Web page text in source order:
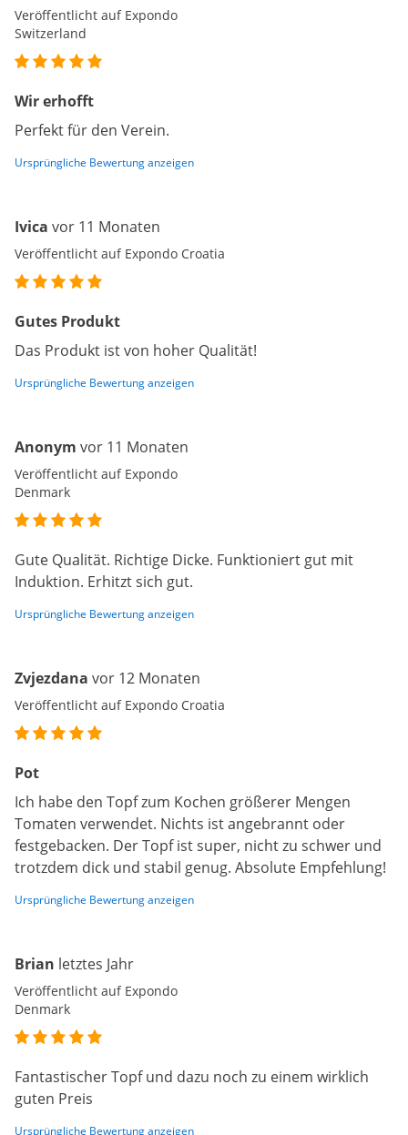
Veröffentlicht auf Expondo
Switzerland
Wir erhofft
Perfekt für den Verein.
Ursprüngliche Bewertung anzeigen
Ivica vor 11 Monaten
Veröffentlicht auf Expondo Croatia
Gutes Produkt
Das Produkt ist von hoher Qualität!
Ursprüngliche Bewertung anzeigen
Anonym vor 11 Monaten
Veröffentlicht auf Expondo
Denmark
Gute Qualität. Richtige Dicke. Funktioniert gut mit
Induktion. Erhitzt sich gut.
Ursprüngliche Bewertung anzeigen
Zvjezdana vor 12 Monaten
Veröffentlicht auf Expondo Croatia
Pot
Ich habe den Topf zum Kochen größerer Mengen
Tomaten verwendet. Nichts ist angebrannt oder
festgebacken. Der Topf ist super, nicht zu schwer und
trotzdem dick und stabil genug. Absolute Empfehlung!
Ursprüngliche Bewertung anzeigen
Brian letztes Jahr
Veröffentlicht auf Expondo
Denmark
Fantastischer Topf und dazu noch zu einem wirklich
guten Preis
Ursprüngliche Bewertung anzeigen